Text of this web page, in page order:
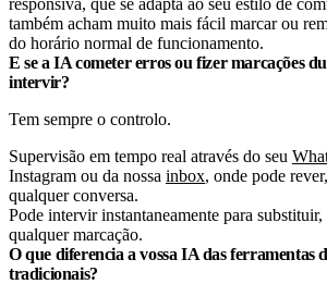
também acham muito mais fácil marcar ou
do horário normal de funcionamento.
E se a IA cometer erros ou fizer marcações
intervir?
Tem sempre o controlo.
Supervisão em tempo real através do seu
Instagram ou da nossa inbox, onde pode
qualquer conversa.
Pode intervir instantaneamente para
qualquer marcação.
O que diferencia a vossa IA das ferramentas
tradicionais?